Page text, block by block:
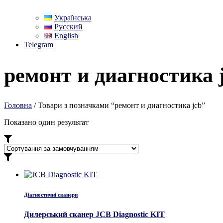
Українська
Русский
English
Telegram
ремонт и диагностика
Головна / Товари з позначками “ремонт и диагностика jcb”
Показано один результат
Діагностичні сканери
Дилерський сканер JCB Diagnostic KIT